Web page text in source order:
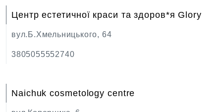
Центр естетичної краси та здоров*я Glory
вул.Б.Хмельницького, 64
3805055552740
Naichuk cosmetology centre